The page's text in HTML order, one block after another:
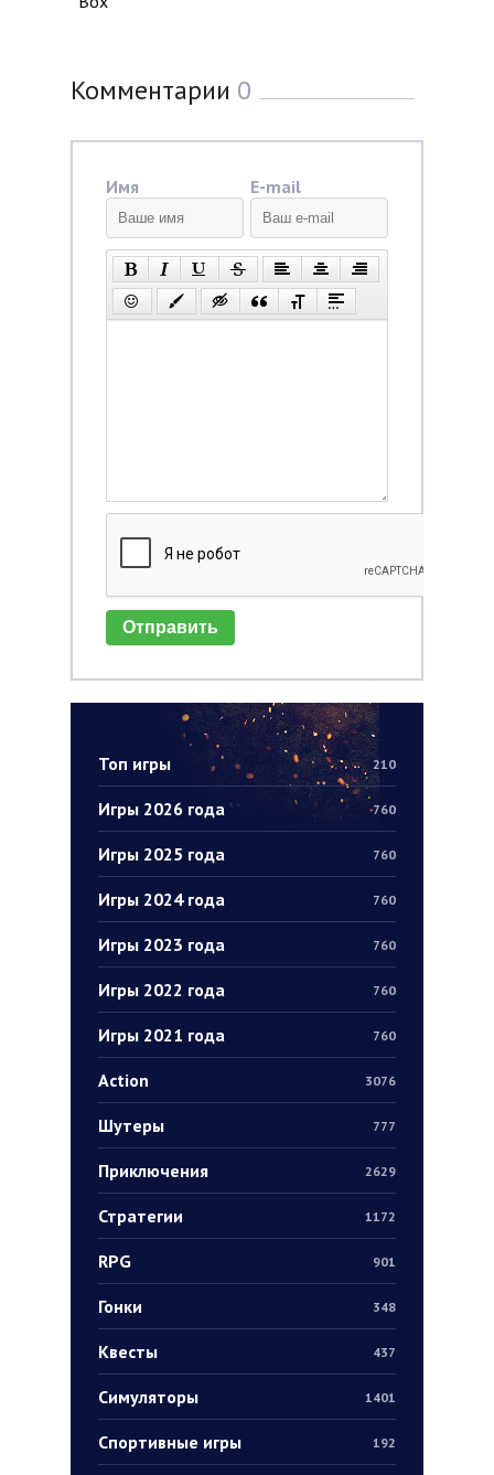
Топ игры 210
Игры 2026 года 760
Игры 2025 года 760
Игры 2024 года 760
Игры 2023 года 760
Игры 2022 года 760
Игры 2021 года 760
Action 3076
Шутеры 777
Приключения 2629
Стратегии 1172
RPG 901
Гонки 348
Квесты 437
Симуляторы 1401
Спортивные игры 192
Комментарии 0
Имя E-mail
Отправить